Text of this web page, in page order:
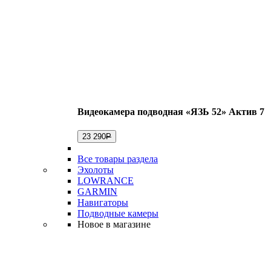
Видеокамера подводная «ЯЗЬ 52» Актив 7
23 290Р
Все товары раздела
Эхолоты
LOWRANCE
GARMIN
Навигаторы
Подводные камеры
Новое в магазине